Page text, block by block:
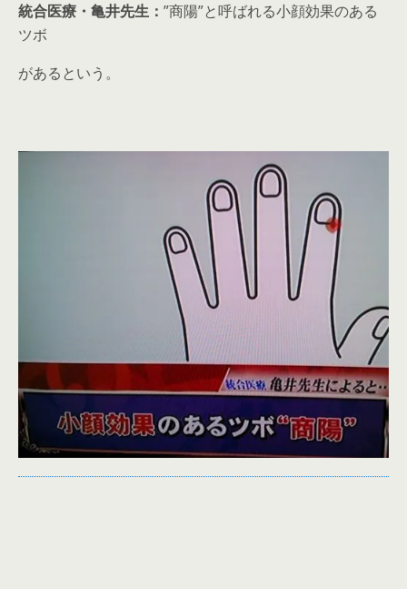
統合医療・亀井先生： ”商陽”と呼ばれる小顔効果のある
ツボ
があるという。